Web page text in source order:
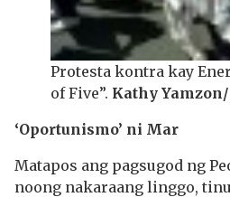
Protesta kontra kay
of Five”. Kathy
‘Oportunismo’ ni Mar
Matapos ang pagsugod ng
noong nakaraang linggo,